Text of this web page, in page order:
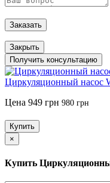
Заказать
Закрыть
Получить консультацию
Циркуляционный насос
Цена 949 грн 980 грн
Купить
×
Купить